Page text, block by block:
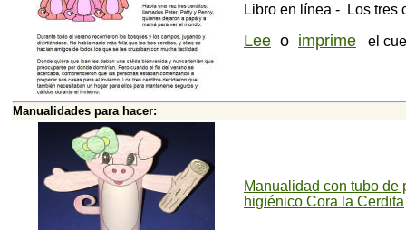
Libro en línea - Los tres
Lee o imprime el
Manualidades para hacer:
Manualidad con tubo de
higiénico Cora la Cerdita